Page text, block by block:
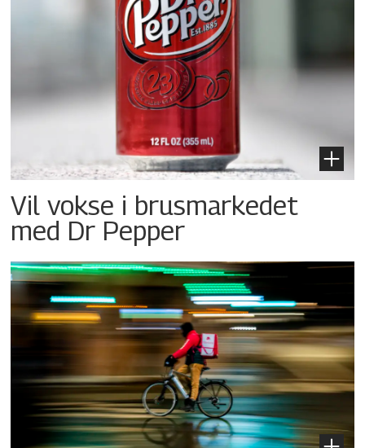
Vil vokse i brusmarkedet
med Dr Pepper